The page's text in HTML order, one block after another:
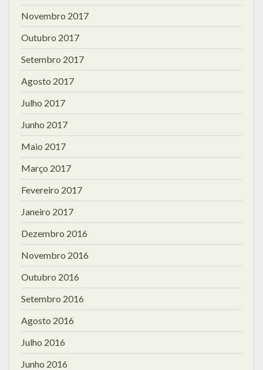
Novembro 2017
Outubro 2017
Setembro 2017
Agosto 2017
Julho 2017
Junho 2017
Maio 2017
Março 2017
Fevereiro 2017
Janeiro 2017
Dezembro 2016
Novembro 2016
Outubro 2016
Setembro 2016
Agosto 2016
Julho 2016
Junho 2016